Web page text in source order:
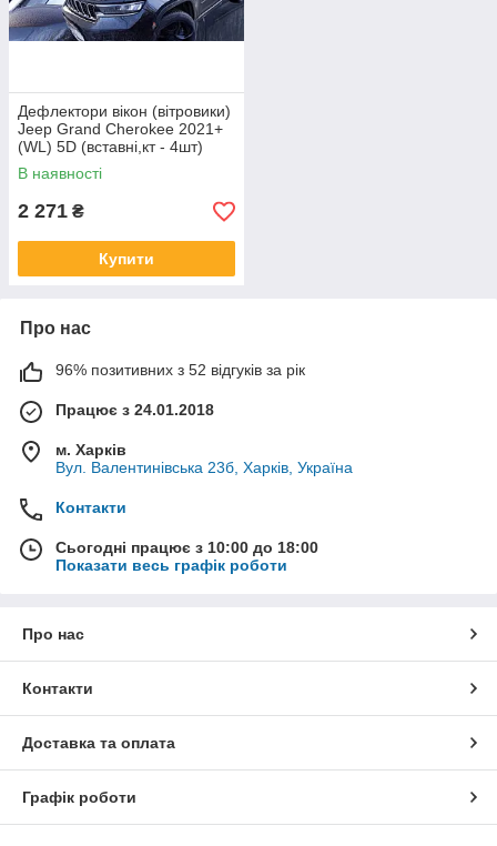
Дефлектори вікон (вітровики)
Jeep Grand Cherokee 2021+
(WL) 5D (вставні,кт - 4шт)
версія L (LSE)
В наявності
2 271 ₴
Купити
Про нас
96% позитивних з 52 відгуків за рік
Працює з 24.01.2018
м. Харків
Вул. Валентинівська 23б, Харків, Україна
Контакти
Сьогодні працює з 10:00 до 18:00
Показати весь графік роботи
Про нас
Контакти
Доставка та оплата
Графік роботи